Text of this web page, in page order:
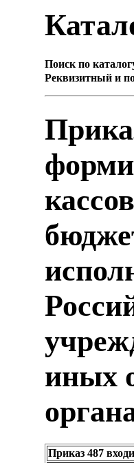
Поиск по
Реквизитный и
иных
Приказ 487